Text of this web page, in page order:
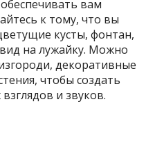
вам
к тому, что вы
кусты, фонтан,
на лужайку. Можно
декоративные
чтобы создать
и звуков.